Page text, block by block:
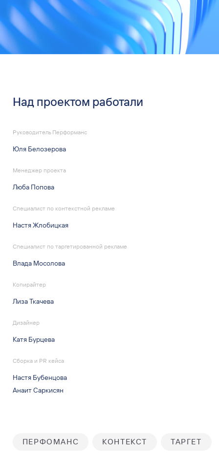
Над проектом работали
Руководитель Перформанс
Юля Белозерова
Менеджер проекта
Люба Попова
Специалист по контекстной рекламе
Настя Жлобицкая
Специалист по таргетированной рекламе
Влада Мосолова
Копирайтер
Лиза Ткачева
Дизайнер
Катя Бурцева
Сборка и PR кейса
Настя Бубенцова
Анаит Саркисян
ПЕРФОМАНС КОНТЕКСТ ТАРГЕТ